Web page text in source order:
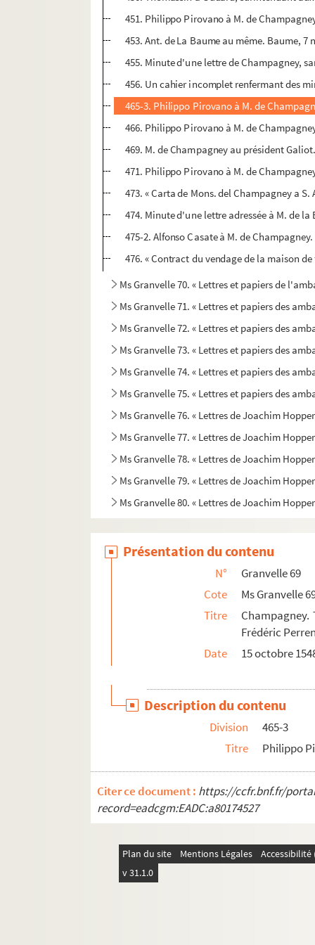
451. Philippo Pirovano à M. de
453. Ant. de La Baume au même. Baume, 7
455. Minute d'une lettre de Champagney,
456. Un cahier incomplet renfermant des
465-3. Philippo Pirovano à M. de
466. Philippo Pirovano à M. de
469. M. de Champagney au président
471. Philippo Pirovano à M. de
473. « Carta de Mons. del Champagney a S.
474. Minute d'une lettre adressée à M. de la
475-2. Alfonso Casate à M. de
476. « Contract du vendage de la maison
Ms Granvelle 70. « Lettres et papiers de
Ms Granvelle 71. « Lettres et papiers des
Ms Granvelle 72. « Lettres et papiers des
Ms Granvelle 73. « Lettres et papiers des
Ms Granvelle 74. « Lettres et papiers des
Ms Granvelle 75. « Lettres et papiers des
Ms Granvelle 76. « Lettres de Joachim
Ms Granvelle 77. « Lettres de Joachim
Ms Granvelle 78. « Lettres de Joachim
Ms Granvelle 79. « Lettres de Joachim
Ms Granvelle 80. « Lettres de Joachim
Présentation du contenu
N°
Granvelle 69
Cote
Ms Granvelle
Titre
Champagney.
Frédéric
Date
15 octobre
Description du contenu
Division
465-3
Titre
Philippo
Citer ce document : https://ccfr.bnf.fr/
record=eadcgm:EADC:a80174527
Plan du site Mentions Légales
v 31.1.0